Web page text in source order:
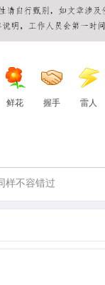
鲜花 握手 雷人
样不容错过